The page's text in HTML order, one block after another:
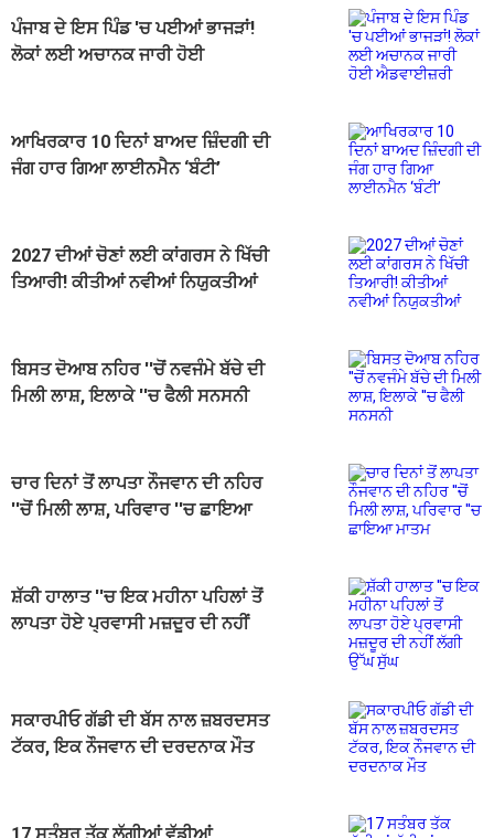
ਪੰਜਾਬ ਦੇ ਇਸ ਪਿੰਡ 'ਚ ਪਈਆਂ ਭਾਜੜਾਂ!
ਲੋਕਾਂ ਲਈ ਅਚਾਨਕ ਜਾਰੀ ਹੋਈ
ਆਖਿਰਕਾਰ 10 ਦਿਨਾਂ ਬਾਅਦ ਜ਼ਿੰਦਗੀ ਦੀ
ਜੰਗ ਹਾਰ ਗਿਆ ਲਾਈਨਮੈਨ ‘ਬੰਟੀ’
2027 ਦੀਆਂ ਚੋਣਾਂ ਲਈ ਕਾਂਗਰਸ ਨੇ ਖਿੱਚੀ
ਤਿਆਰੀ! ਕੀਤੀਆਂ ਨਵੀਆਂ ਨਿਯੁਕਤੀਆਂ
ਬਿਸਤ ਦੋਆਬ ਨਹਿਰ ''ਚੋਂ ਨਵਜੰਮੇ ਬੱਚੇ ਦੀ
ਮਿਲੀ ਲਾਸ਼, ਇਲਾਕੇ ''ਚ ਫੈਲੀ ਸਨਸਨੀ
ਚਾਰ ਦਿਨਾਂ ਤੋਂ ਲਾਪਤਾ ਨੌਜਵਾਨ ਦੀ ਨਹਿਰ
''ਚੋਂ ਮਿਲੀ ਲਾਸ਼, ਪਰਿਵਾਰ ''ਚ ਛਾਇਆ
ਸ਼ੱਕੀ ਹਾਲਾਤ ''ਚ ਇਕ ਮਹੀਨਾ ਪਹਿਲਾਂ ਤੋਂ
ਲਾਪਤਾ ਹੋਏ ਪ੍ਰਵਾਸੀ ਮਜ਼ਦੂਰ ਦੀ ਨਹੀਂ
ਸਕਾਰਪੀਓ ਗੱਡੀ ਦੀ ਬੱਸ ਨਾਲ ਜ਼ਬਰਦਸਤ
ਟੱਕਰ, ਇਕ ਨੌਜਵਾਨ ਦੀ ਦਰਦਨਾਕ ਮੌਤ